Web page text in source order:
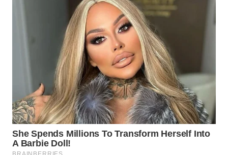
WN
MALUKU
WN
MALUT